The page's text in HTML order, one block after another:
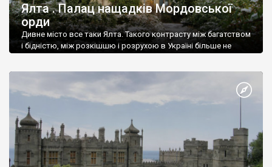
Ялта . Палац нащадків Мордовської
орди
Дивне місто все таки Ялта. Такого контрасту між багатством
і бідністю, між розкішшю і розрухою в Україні більше не